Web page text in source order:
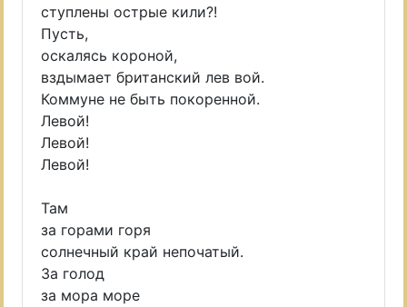
ступлены острые кили?!
Пусть,
оскалясь короной,
вздымает британский лев вой.
Коммуне не быть покоренной.
Левой!
Левой!
Левой!
Там
за горами горя
солнечный край непочатый.
За голод
за мора море